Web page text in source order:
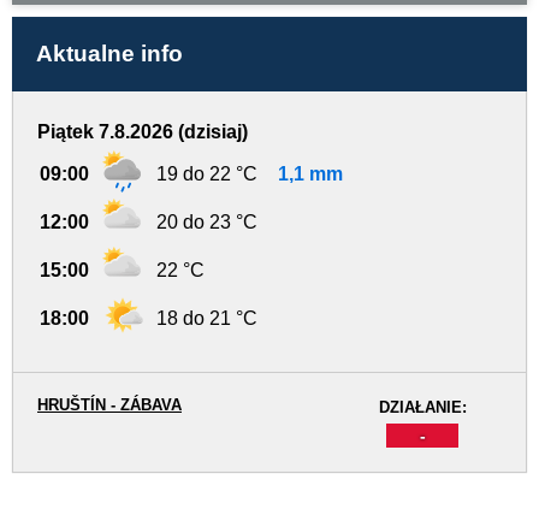
Aktualne info
Piątek 7.8.2026 (dzisiaj)
09:00 19 do 22 °C 1,1 mm
12:00 20 do 23 °C
15:00 22 °C
18:00 18 do 21 °C
DZIAŁANIE:
-
HRUŠTÍN - ZÁBAVA